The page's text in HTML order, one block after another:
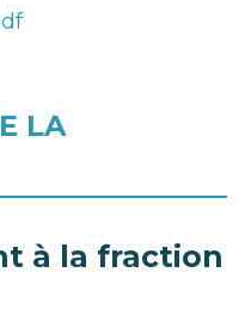
LA
à la fraction